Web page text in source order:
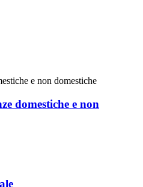
e non domestiche
domestiche e non